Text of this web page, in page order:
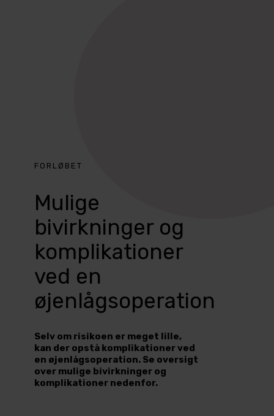
FORLØBET
Mulige
bivirkninger og
komplikationer
ved en
øjenlågsoperation
Selv om risikoen er meget lille,
kan der opstå komplikationer ved
en øjenlågsoperation. Se oversigt
over mulige bivirkninger og
komplikationer nedenfor.